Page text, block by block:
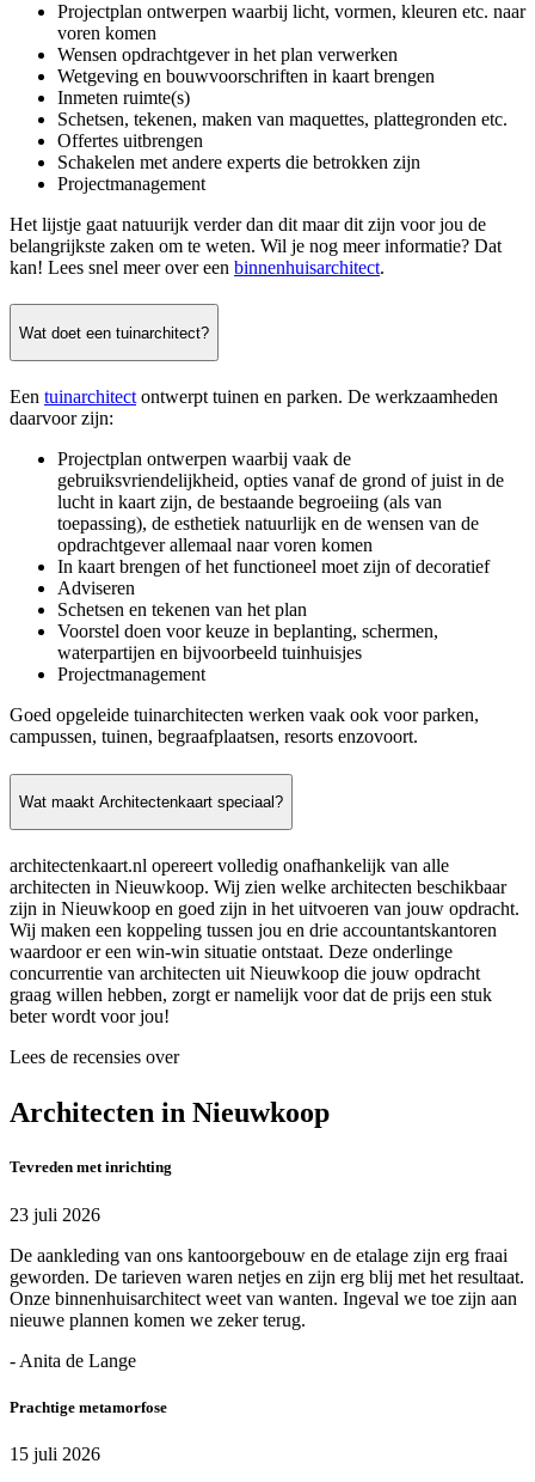
Projectplan ontwerpen waarbij licht, vormen, kleuren etc. naar
voren komen
Wensen opdrachtgever in het plan verwerken
Wetgeving en bouwvoorschriften in kaart brengen
Inmeten ruimte(s)
Schetsen, tekenen, maken van maquettes, plattegronden etc.
Offertes uitbrengen
Schakelen met andere experts die betrokken zijn
Projectmanagement
Het lijstje gaat natuurijk verder dan dit maar dit zijn voor jou de
belangrijkste zaken om te weten. Wil je nog meer informatie? Dat
kan! Lees snel meer over een binnenhuisarchitect.
Wat doet een tuinarchitect?
Een tuinarchitect ontwerpt tuinen en parken. De werkzaamheden
daarvoor zijn:
Projectplan ontwerpen waarbij vaak de
gebruiksvriendelijkheid, opties vanaf de grond of juist in de
lucht in kaart zijn, de bestaande begroeiing (als van
toepassing), de esthetiek natuurlijk en de wensen van de
opdrachtgever allemaal naar voren komen
In kaart brengen of het functioneel moet zijn of decoratief
Adviseren
Schetsen en tekenen van het plan
Voorstel doen voor keuze in beplanting, schermen,
waterpartijen en bijvoorbeeld tuinhuisjes
Projectmanagement
Goed opgeleide tuinarchitecten werken vaak ook voor parken,
campussen, tuinen, begraafplaatsen, resorts enzovoort.
Wat maakt Architectenkaart speciaal?
architectenkaart.nl opereert volledig onafhankelijk van alle
architecten in Nieuwkoop. Wij zien welke architecten beschikbaar
zijn in Nieuwkoop en goed zijn in het uitvoeren van jouw opdracht.
Wij maken een koppeling tussen jou en drie accountantskantoren
waardoor er een win-win situatie ontstaat. Deze onderlinge
concurrentie van architecten uit Nieuwkoop die jouw opdracht
graag willen hebben, zorgt er namelijk voor dat de prijs een stuk
beter wordt voor jou!
Lees de recensies over
Architecten in Nieuwkoop
Tevreden met inrichting
23 juli 2026
De aankleding van ons kantoorgebouw en de etalage zijn erg fraai
geworden. De tarieven waren netjes en zijn erg blij met het resultaat.
Onze binnenhuisarchitect weet van wanten. Ingeval we toe zijn aan
nieuwe plannen komen we zeker terug.
- Anita de Lange
Prachtige metamorfose
15 juli 2026